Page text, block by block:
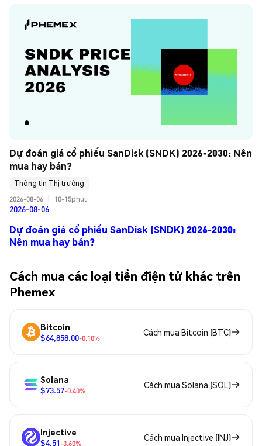
Dự đoán giá cổ phiếu SanDisk (SNDK) 2026-2030: Nên
mua hay bán?
Thông tin Thị trường
2026-08-06
10-15phút
2026-08-06
Dự đoán giá cổ phiếu SanDisk (SNDK) 2026-2030:
Nên mua hay bán?
Cách mua các loại tiền điện tử khác trên
Phemex
Bitcoin
$64,858.00-0.10%
Cách mua Bitcoin (BTC)
Solana
$73.57-0.40%
Cách mua Solana (SOL)
Injective
$4.51-3.60%
Cách mua Injective (INJ)